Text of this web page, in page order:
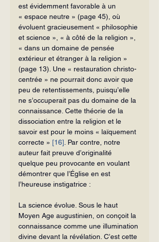
est évidemment favorable à un
« espace neutre » (page 45), où
évoluent gracieu­sement « philosophie
et science », « à côté de la religion »,
« dans un domaine de pensée
extérieur et étranger à la religion »
(page 13). Une « restauration christo-
centrée » ne pourrait donc avoir que
peu de retentissements, puisqu’elle
ne s’occu­perait pas du domaine de la
connaissance. Cette théorie de la
dissociation entre la religion et le
savoir est pour le moins « laïquement
correcte » [16] . Par contre, notre
auteur fait preuve d’originalité
quelque peu provocante en voulant
dé­montrer que l’Église en est
l’heureuse ins­tigatrice :
La science évolue. Sous le haut
Moyen Age augustinien, on conçoit la
connaissance comme une illumination
divine devant la révélation. C’est cette